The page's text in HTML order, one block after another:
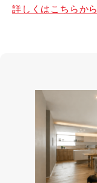
詳しくはこちらから